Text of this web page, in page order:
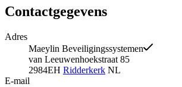
Contactgegevens
Adres
Maeylin Beveiligingssystemen
van Leeuwenhoekstraat 85
2984EH Ridderkerk NL
E-mail